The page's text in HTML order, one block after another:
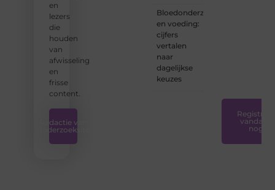
en
lezers
die
houden
van
afwisseling
en
frisse
content.
Redactie van
Onderzoeksite
Bloedonderzoek
en voeding:
cijfers
vertalen
naar
dagelijkse
keuzes
Registreer
vandaag
nog